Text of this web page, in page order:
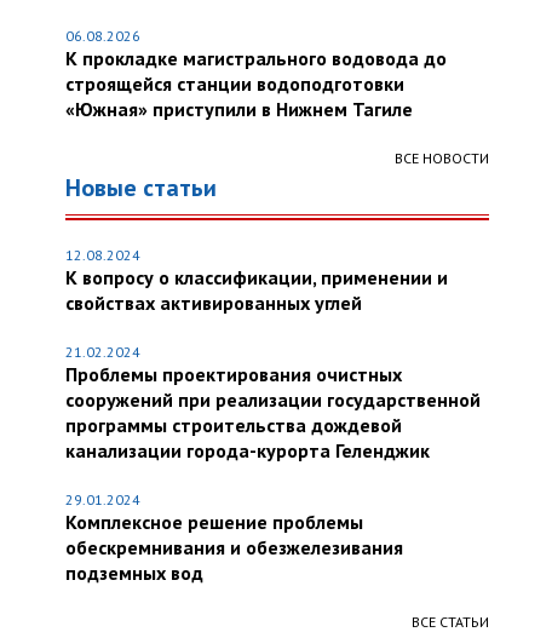
06.08.2026
К прокладке магистрального водовода до
строящейся станции водоподготовки
«Южная» приступили в Нижнем Тагиле
ВСЕ НОВОСТИ
Новые статьи
12.08.2024
К вопросу о классификации, применении и
свойствах активированных углей
21.02.2024
Проблемы проектирования очистных
сооружений при реализации государственной
программы строительства дождевой
канализации города-курорта Геленджик
29.01.2024
Комплексное решение проблемы
обескремнивания и обезжелезивания
подземных вод
ВСЕ СТАТЬИ